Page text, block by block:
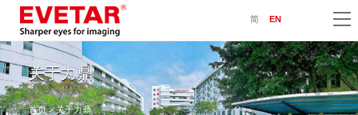
简 EN
关于力鼎
首页> 关于力鼎